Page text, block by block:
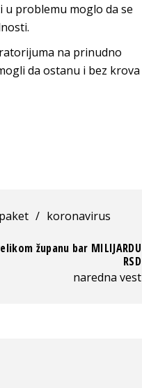
u problemu moglo da se
na prinudno
da ostanu i bez krova
paket / koronavirus
županu bar MILIJARDU
RSD
naredna vest